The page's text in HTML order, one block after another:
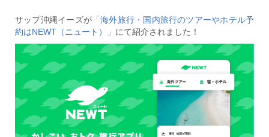
サップ沖縄イーズが 「海外旅行・国内旅行のツアーやホテル予
約はNEWT（ニュート）」 にて紹介されました！